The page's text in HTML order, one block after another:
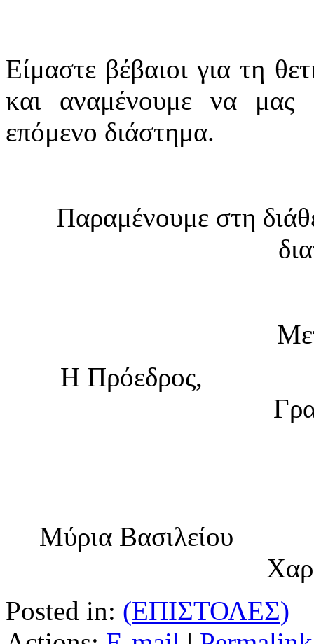
Είμαστε βέβαιοι για τη
και αναμένουμε να μας
επόμενο διάστημα.
Παραμένουμε στη
Η
Μύρια
Posted in: (ΕΠΙΣΤΟΛΕΣ)